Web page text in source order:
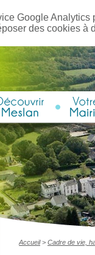
Google
des cookies
Accueil> Cadre de vie,